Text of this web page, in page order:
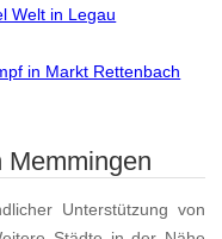
Welt in Legau
in Markt Rettenbach
Memmingen
Unterstützung von